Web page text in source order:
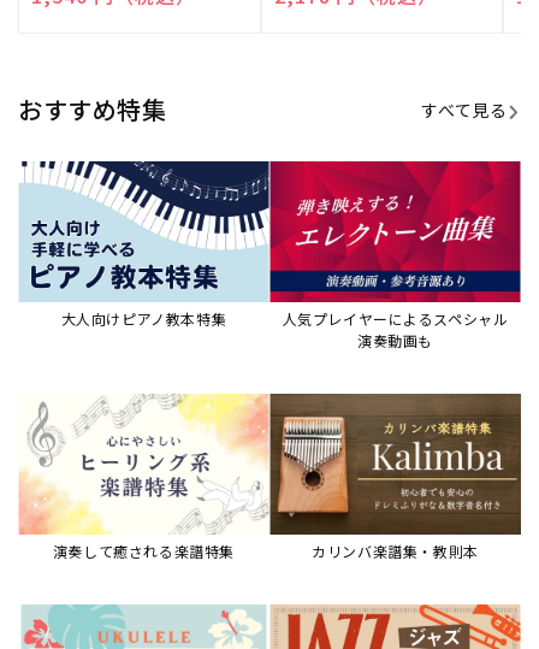
JAZZの楽譜特集
おすすめ記事 すべて見る